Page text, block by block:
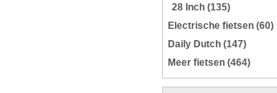
28 Inch (135)
Electrische fietsen (60)
Daily Dutch (147)
Meer fietsen (464)